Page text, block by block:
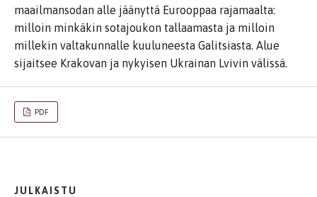
maailmansodan alle jäänyttä Eurooppaa rajamaalta:
milloin minkäkin sotajoukon tallaamasta ja milloin
millekin valtakunnalle kuuluneesta Galitsiasta. Alue
sijaitsee Krakovan ja nykyisen Ukrainan Lvivin välissä.
PDF
JULKAISTU